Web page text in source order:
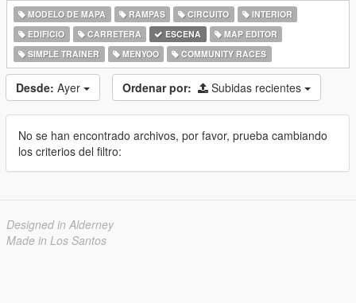
MODELO DE MAPA RAMPAS CIRCUITO
INTERIOR
EDIFICIO
CARRETERA ESCENA
MAP EDITOR
SIMPLE TRAINER
MENYOO COMMUNITY RACES
Desde: Ayer Ordenar por: Subidas recientes
No se han encontrado archivos, por favor, prueba cambiando
los criterios del filtro:
Designed in Alderney
Made in Los Santos